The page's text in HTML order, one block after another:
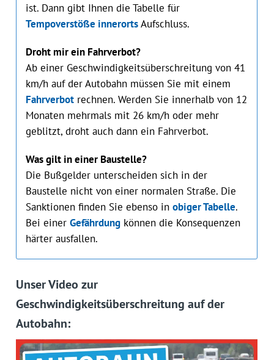
ist. Dann gibt Ihnen die Tabelle für
Tempoverstöße innerortsAufschluss.
Droht mir ein Fahrverbot?
Ab einer Geschwindigkeitsüberschreitung von 41
km/h auf der Autobahn müssen Sie mit einem
Fahrverbotrechnen. Werden Sie innerhalb von 12
Monaten mehrmals mit 26 km/h oder mehr
geblitzt, droht auch dann ein Fahrverbot.
Was gilt in einer Baustelle?
Die Bußgelder unterscheiden sich in der
Baustelle nicht von einer normalen Straße. Die
Sanktionen finden Sie ebenso in obiger Tabelle.
Bei einer Gefährdungkönnen die Konsequenzen
härter ausfallen.
Unser Video zur
Geschwindigkeitsüberschreitung auf der
Autobahn: